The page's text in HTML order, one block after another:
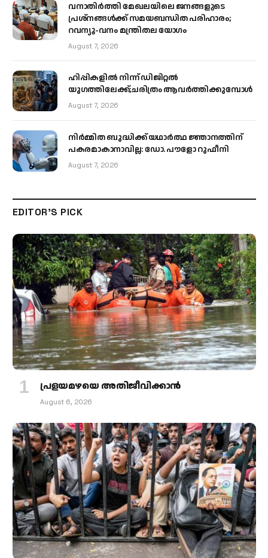
വനാതിർത്തി മേഖലയിലെ ജനങ്ങളുടെ
പ്രശ്നങ്ങൾക്ക് സമയബന്ധിത പരിഹാരം;
റവന്യൂ-വനം മന്ത്രിതല യോഗം
August 7, 2026
ഹിപ്പികളില്‍ നിന്ന് ഡിജിറ്റല്‍
യുഗത്തിലേക്ക്;ചരിത്രം ആവര്‍ത്തിക്കുമ്പോള്‍
August 7, 2026
നിർമ്മിത ബുദ്ധിക്ക് യഥാർത്ഥ ജ്ഞാനത്തിന്
പകരമാകാനാവില്ല: ഡോ. പൗളോ റുഫീനി
August 7, 2026
EDITOR'S PICK
പ്രളയമഴയെ അതിജീവിക്കാന്‍
August 6, 2026